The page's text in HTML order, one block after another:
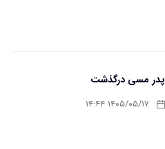
پدر مسی درگذشت
۱۴۰۵/۰۵/۱۷ ۱۴:۴۴